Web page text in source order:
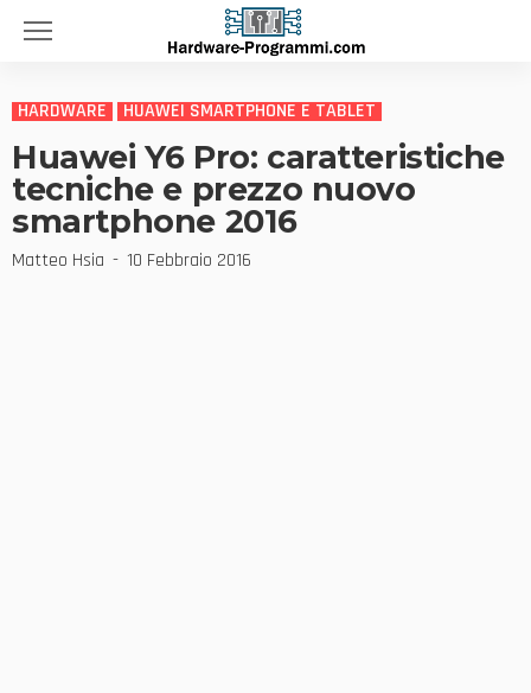
HARDWARE HUAWEI SMARTPHONE E TABLET
Huawei Y6 Pro: caratteristiche
tecniche e prezzo nuovo
smartphone 2016
Matteo Hsia 10 Febbraio 2016